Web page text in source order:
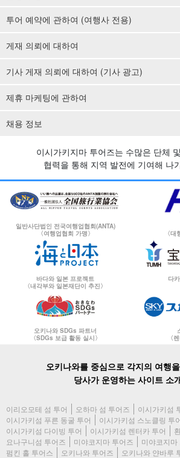
투어 예약에 관하여 (여행사 전용)
게재 의뢰에 대하여
기사 게재 의뢰에 대하여 (기사 광고)
제휴 마케팅에 관하여
채용 정보
이시가키지마 투어즈는 수많은 단체
협력을 통해 지역 발전에 기여해 나
일반사단법인 전국여행업협회(ANTA)
〈여행업협회 가맹〉
〈
바다와 일본 프로젝트
〈내각부와 일본재단이 추진〉
다
오키나와 SDGs 파트너
〈SDGs 보급 활동 실시〉
〈
오키나와를 중심으로 각지의 여행
당사가 운영하는 사이트 소
이리오모테 섬 투어 오하마 섬 투어즈
이시가키섬
이시가키섬 푸른 동굴 투어
이시가키섬 스노클링 투
이시가키섬 다이빙 투어
이시가키섬 렌터카 투어
요나구니섬 투어즈
미야코지마 투어즈
미야코지마
펌킨 홀 투어스
오키나와 투어즈
오키나와 얀바루